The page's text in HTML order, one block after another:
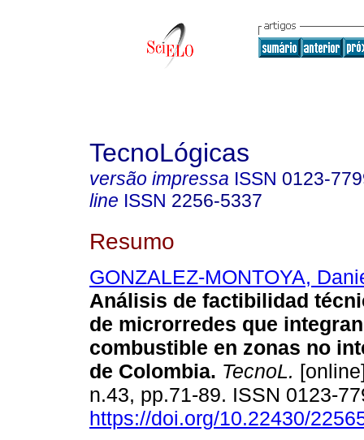
TecnoLógicas
versão impressa ISSN 0123-
line ISSN 2256-5337
Resumo
GONZALEZ-MONTOYA,
Análisis de factibilidad
de microrredes que
combustible en zonas no
de Colombia. TecnoL.
n.43, pp.71-89. ISSN 0123-
https://doi.org/10.22430/